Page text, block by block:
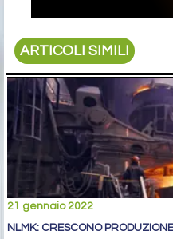
ARTICOLI SIMILI
21 gennaio 2022
NLMK: CRESCONO